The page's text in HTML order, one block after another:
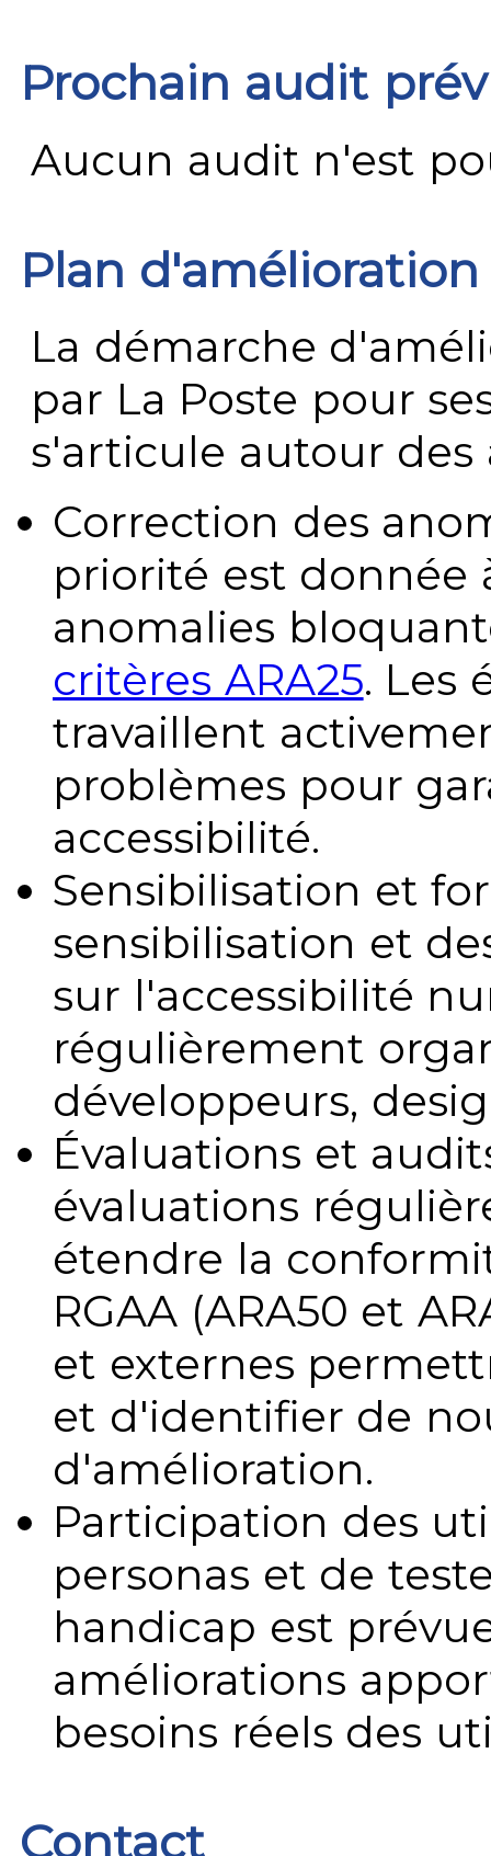
Prochain audit
Aucun audit n'est
Plan
La démarche
par La Poste pour
s'articule autour des
Correction des
priorité est donnée
anomalies
critères ARA25. Les
travaillent
problèmes pour
accessibilité.
Sensibilisation et
sensibilisation et
sur l'accessibilité
régulièrement
développeurs,
Évaluations et
évaluations
étendre la
RGAA (ARA50 et
et externes
et d'identifier de
d'amélioration.
Participation des
personas et de
handicap est
améliorations
besoins réels des
Contact